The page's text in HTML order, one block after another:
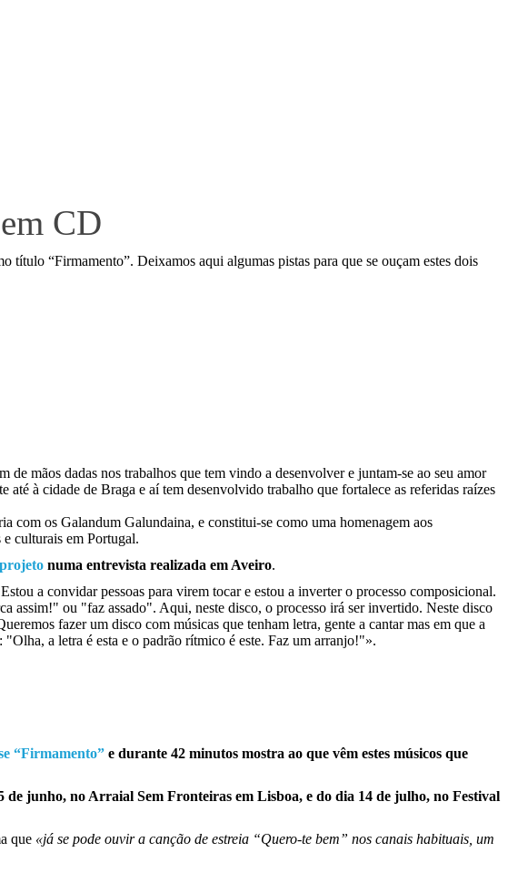
CD
“Firmamento”. Deixamos aqui algumas pistas para que se ouçam estes dois
mãos dadas nos trabalhos que tem vindo a desenvolver e juntam-se ao seu amor
à cidade de Braga e aí tem desenvolvido trabalho que fortalece as referidas raízes
com os Galandum Galundaina, e constitui-se como uma homenagem aos
culturais em Portugal.
numa entrevista realizada em Aveiro.
a convidar pessoas para virem tocar e estou a inverter o processo composicional.
assim!" ou "faz assado". Aqui, neste disco, o processo irá ser invertido. Neste disco
fazer um disco com músicas que tenham letra, gente a cantar mas em que a
a letra é esta e o padrão rítmico é este. Faz um arranjo!"».
“Firmamento” e durante 42 minutos mostra ao que vêm estes músicos que
de junho, no Arraial Sem Fronteiras em Lisboa, e do dia 14 de julho, no Festival
que «já se pode ouvir a canção de estreia “Quero-te bem” nos canais habituais, um